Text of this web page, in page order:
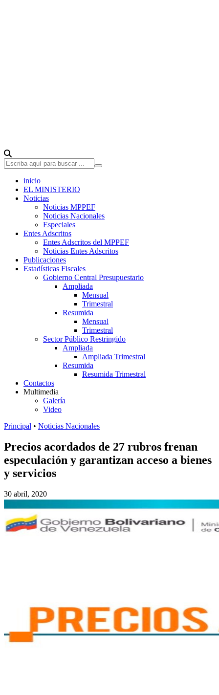
inicio
EL MINISTERIO
Noticias
Noticias MPPEF
Noticias Nacionales
Especiales
Entes Adscritos
Entes Adscritos del MPPEF
Noticias Entes Adscritos
Publicaciones
Estadísticas Fiscales
Gobierno Central Presupuestario
Ampliada
Mensual
Trimestral
Resumida
Mensual
Trimestral
Sector Público Restringido
Ampliada
Ampliada Trimestral
Resumida
Resumida Trimestral
Contactos
Multimedia
Galería
Video
Principal • Noticias Nacionales
Precios acordados de 27 rubros frenan
especulación y garantizan acceso a bienes
y servicios
30 abril, 2020